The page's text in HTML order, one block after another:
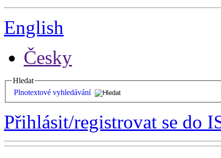
English
Česky
Hledat
Plnotextové vyhledávání
Přihlásit/registrovat se do